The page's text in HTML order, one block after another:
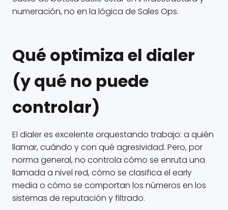
numeración, no en la lógica de Sales Ops.
Qué optimiza el dialer
(y qué no puede
controlar)
El dialer es excelente orquestando trabajo: a quién
llamar, cuándo y con qué agresividad. Pero, por
norma general, no controla cómo se enruta una
llamada a nivel red, cómo se clasifica el early
media o cómo se comportan los números en los
sistemas de reputación y filtrado.